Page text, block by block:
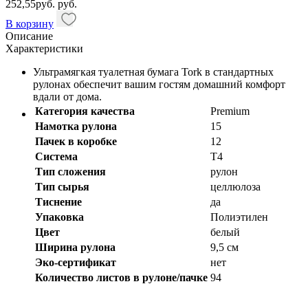
252,55руб. руб.
В корзину
Описание
Характеристики
Ультрамягкая туалетная бумага Tork в стандартных
рулонах обеспечит вашим гостям домашний комфорт
вдали от дома.
Категория качества
Premium
Намотка рулона
15
Пачек в коробке
12
Система
T4
Тип сложения
рулон
Тип сырья
целлюлоза
Тиснение
да
Упаковка
Полиэтилен
Цвет
белый
Ширина рулона
9,5 см
Эко-сертификат
нет
Количество листов в рулоне/пачке 94